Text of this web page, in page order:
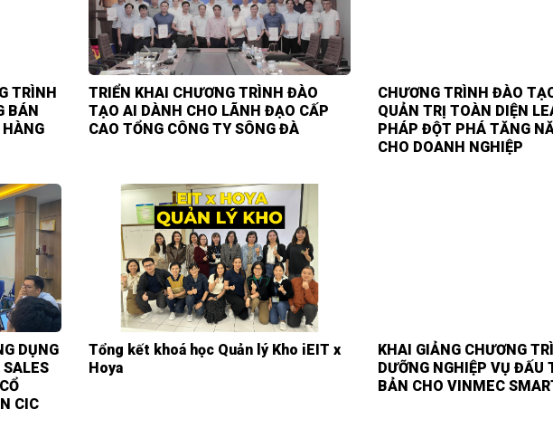
TRÌNH
BÁN
TRIỂN KHAI CHƯƠNG TRÌNH ĐÀO
TẠO AI DÀNH CHO LÃNH ĐẠO CẤP
CAO TỔNG CÔNG TY SÔNG ĐÀ
CHƯƠNG TRÌNH ĐÀO
QUẢN TRỊ TOÀN DIỆN
PHÁP ĐỘT PHÁ TĂNG
CHO DOANH NGHIỆP
DỤNG
CIC
Tổng kết khoá học Quản lý Kho iEIT x
Hoya
KHAI GIẢNG CHƯƠNG
DƯỠNG NGHIỆP VỤ ĐẤU
BẢN CHO VINMEC